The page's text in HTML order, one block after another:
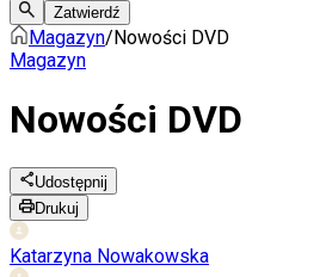
Zatwierdź
Magazyn/Nowości DVD
Magazyn
Nowości DVD
Udostępnij
Drukuj
Katarzyna Nowakowska